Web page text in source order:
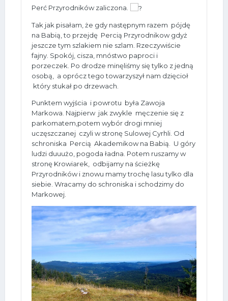
Perć Przyrodników zaliczona.
Tak jak pisałam, że gdy następnym razem pójdę
na Babią, to przejdę Percią Przyrodnikow gdyż
jeszcze tym szlakiem nie szlam. Rzeczywiście
fajny. Spokój, cisza, mnóstwo paproci i
porzeczek. Po drodze minęliśmy się tylko z jedną
osobą, a oprócz tego towarzyszył nam dzięcioł
który stukał po drzewach.
Punktem wyjścia i powrotu była Zawoja
Markowa. Najpierw jak zwykle męczenie się z
parkomatem,potem wybór drogi mniej
uczęszczanej czyli w stronę Sulowej Cyrhli. Od
schroniska Percią Akademikow na Babią. U góry
ludzi duuużo, pogoda ładna. Potem ruszamy w
stronę Krowiarek, odbijamy na ścieżkę
Przyrodników i znowu mamy trochę lasu tylko dla
siebie. Wracamy do schroniska i schodzimy do
Markowej.